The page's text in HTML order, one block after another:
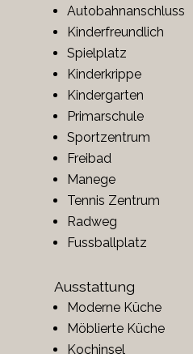
Autobahnanschluss
Kinderfreundlich
Spielplatz
Kinderkrippe
Kindergarten
Primarschule
Sportzentrum
Freibad
Manege
Tennis Zentrum
Radweg
Fussballplatz
Ausstattung
Moderne Küche
Möblierte Küche
Kochinsel